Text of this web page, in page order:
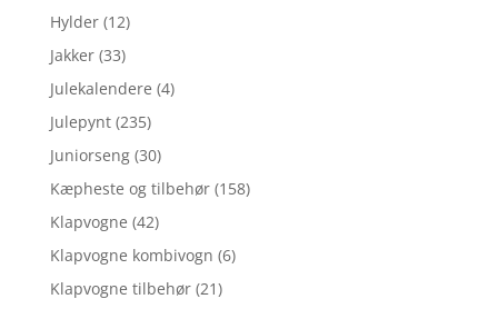
Hylder (12)
Jakker (33)
Julekalendere (4)
Julepynt (235)
Juniorseng (30)
Kæpheste og tilbehør (158)
Klapvogne (42)
Klapvogne kombivogn (6)
Klapvogne tilbehør (21)